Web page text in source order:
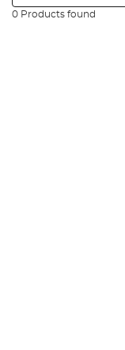
0 Products found